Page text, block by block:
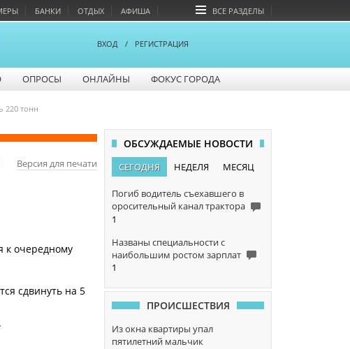
БАНКИ ОТДЫХ АФИША ВСЕ РАЗДЕЛЫ
ВХОД / РЕГИСТРАЦИЯ
ОПРОСЫ ОНЛАЙНЫ ФОКУС ГОРОДА
220 тонн
Версия для печати
к очередному
сдвинуть на 5
ОБСУЖДАЕМЫЕ НОВОСТИ
СЕГОДНЯ НЕДЕЛЯ МЕСЯЦ
Погиб водитель съехавшего в
оросительный канал трактора
1
Названы специальности с
наибольшим ростом зарплат
1
ПРОИСШЕСТВИЯ
Из окна квартиры упал
пятилетний мальчик